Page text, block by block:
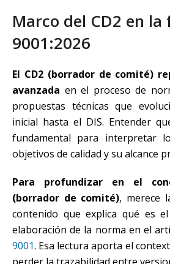
Marco del CD2 en la
9001:2026
El CD2 (borrador de comité)
avanzada en el proceso de
propuestas técnicas que
inicial hasta el DIS. Entender
fundamental para interpretar
objetivos de calidad y su alcance
Para profundizar en el
(borrador de comité), merece
contenido que explica qué es
elaboración de la norma en el
9001. Esa lectura aporta el
perder la trazabilidad entre